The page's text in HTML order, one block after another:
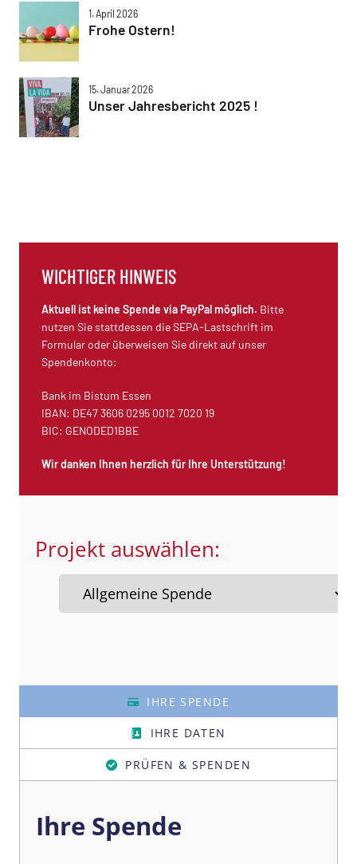
1. April 2026
Frohe Ostern!
15. Januar 2026
Unser Jahresbericht 2025 !
WICHTIGER HINWEIS
Aktuell ist keine Spende via PayPal möglich. Bitte
nutzen Sie stattdessen die SEPA-Lastschrift im
Formular oder überweisen Sie direkt auf unser
Spendenkonto:
Bank im Bistum Essen
IBAN: DE47 3606 0295 0012 7020 19
BIC: GENODED1BBE
Wir danken Ihnen herzlich für Ihre Unterstützung!